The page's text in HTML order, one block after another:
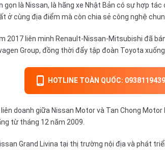
gọn là Nissan, là hãng xe Nhật Bản có sự hợp
ở cùng địa điểm mà còn chia sẻ công nghệ
liên minh Renault-Nissan-Mitsubishi đã
Group, đồng thời đẩy tập đoàn Toyota
HOTLINE TOÀN QUỐC: 0938119439
doanh giữa Nissan Motor và Tan Chong
từ tháng 12 năm 2009.
Grand Livina tại thị trường nội địa và phát